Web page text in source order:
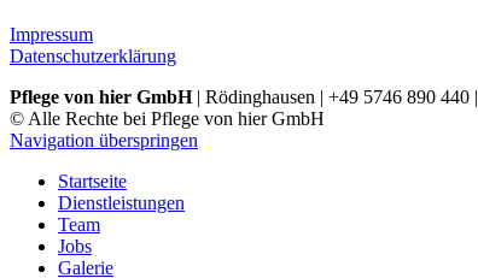
Impressum
Datenschutzerklärung
Pflege von hier GmbH| Rödinghausen | +49 5746 890 440 |
© Alle Rechte bei Pflege von hier GmbH
Navigation überspringen
Startseite
Dienstleistungen
Team
Jobs
Galerie